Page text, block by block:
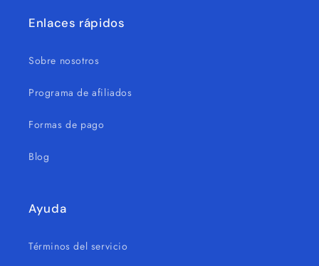
Enlaces rápidos
Sobre nosotros
Programa de afiliados
Formas de pago
Blog
Ayuda
Términos del servicio